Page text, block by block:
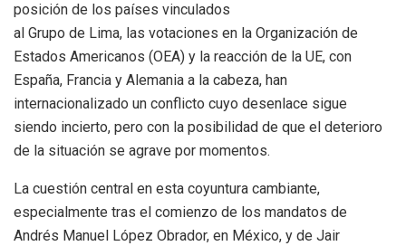
posición de los países vinculados
al Grupo de Lima, las votaciones en la Organización de
Estados Americanos (OEA) y la reacción de la UE, con
España, Francia y Alemania a la cabeza, han
internacionalizado un conflicto cuyo desenlace sigue
siendo incierto, pero con la posibilidad de que el deterioro
de la situación se agrave por momentos.
La cuestión central en esta coyuntura cambiante,
especialmente tras el comienzo de los mandatos de
Andrés Manuel López Obrador, en México, y de Jair